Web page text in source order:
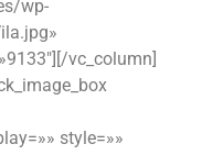
wp-
vc_column]
style=»»